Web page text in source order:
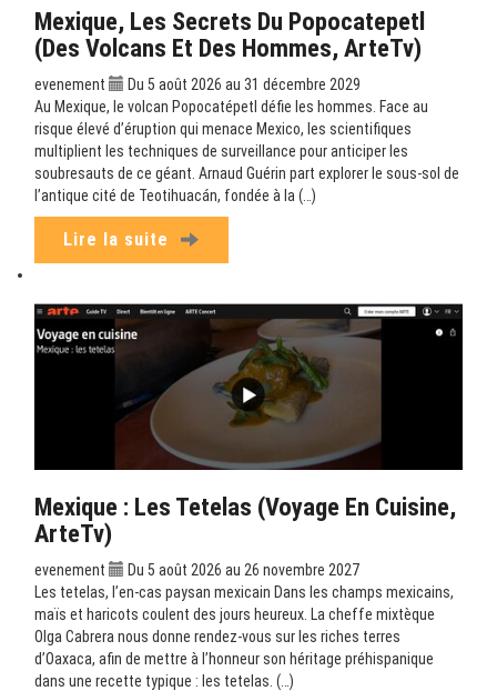
Mexique, Les Secrets Du Popocatepetl
(Des Volcans Et Des Hommes, ArteTv)
evenement
Du 5 août 2026 au 31 décembre 2029
Au Mexique, le volcan Popocatépetl défie les hommes. Face au
risque élevé d’éruption qui menace Mexico, les scientifiques
multiplient les techniques de surveillance pour anticiper les
soubresauts de ce géant. Arnaud Guérin part explorer le sous-sol de
l’antique cité de Teotihuacán, fondée à la (…)
Lire la suite
Mexique : Les Tetelas (Voyage En Cuisine,
ArteTv)
evenement
Du 5 août 2026 au 26 novembre 2027
Les tetelas, l’en-cas paysan mexicain Dans les champs mexicains,
maïs et haricots coulent des jours heureux. La cheffe mixtèque
Olga Cabrera nous donne rendez-vous sur les riches terres
d’Oaxaca, afin de mettre à l’honneur son héritage préhispanique
dans une recette typique : les tetelas. (…)